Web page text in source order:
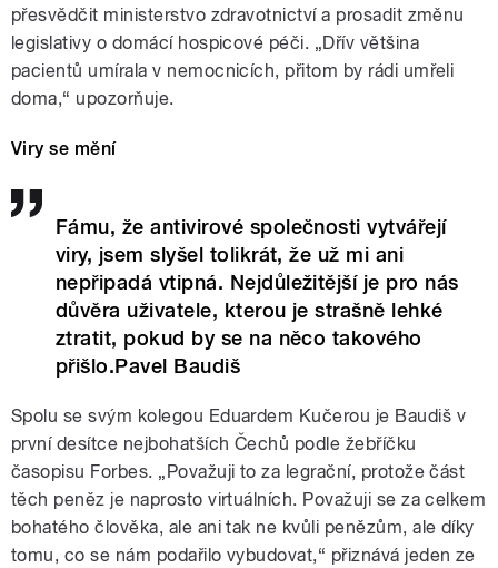
přesvědčit ministerstvo zdravotnictví a prosadit změnu
legislativy o domácí hospicové péči. „Dřív většina
pacientů umírala v nemocnicích, přitom by rádi umřeli
doma,“ upozorňuje.
Viry se mění
Fámu, že antivirové společnosti vytvářejí
viry, jsem slyšel tolikrát, že už mi ani
nepřipadá vtipná. Nejdůležitější je pro nás
důvěra uživatele, kterou je strašně lehké
ztratit, pokud by se na něco takového
přišlo.Pavel Baudiš
Spolu se svým kolegou Eduardem Kučerou je Baudiš v
první desítce nejbohatších Čechů podle žebříčku
časopisu Forbes. „Považuji to za legrační, protože část
těch peněz je naprosto virtuálních. Považuji se za celkem
bohatého člověka, ale ani tak ne kvůli penězům, ale díky
tomu, co se nám podařilo vybudovat,“ přiznává jeden ze